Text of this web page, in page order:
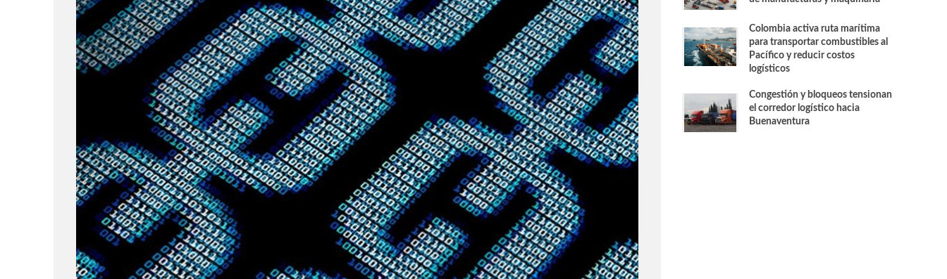
Colombia activa ruta marítima
para transportar combustibles al
Pacífico y reducir costos
logísticos
Congestión y bloqueos tensionan
el corredor logístico hacia
Buenaventura